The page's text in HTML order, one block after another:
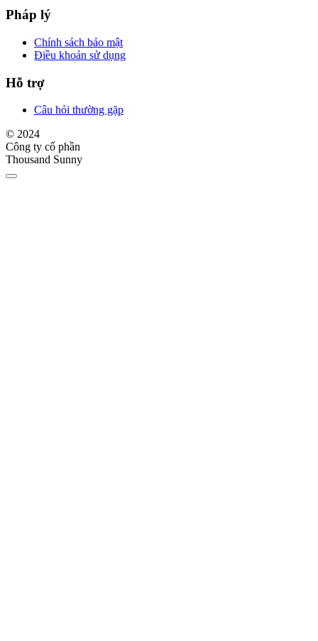
Pháp lý
Chính sách bảo mật
Điều khoản sử dụng
Hỗ trợ
Câu hỏi thường gặp
© 2024
Công ty cổ phần
Thousand Sunny